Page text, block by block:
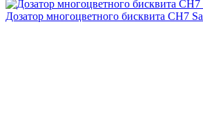
Дозатор многоцветного бисквита CH7